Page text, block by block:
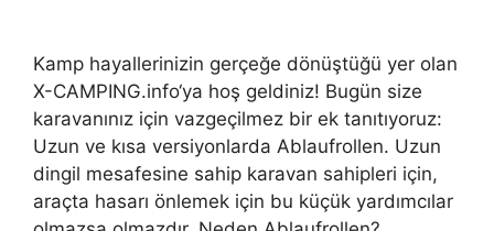
Kamp hayallerinizin gerçeğe dönüştüğü yer olan
X-CAMPING.info‘ya hoş geldiniz! Bugün size
karavanınız için vazgeçilmez bir ek tanıtıyoruz:
Uzun ve kısa versiyonlarda Ablaufrollen. Uzun
dingil mesafesine sahip karavan sahipleri için,
araçta hasarı önlemek için bu küçük yardımcılar